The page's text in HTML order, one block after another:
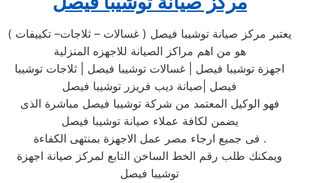
يعتبر مركز صيانة توشيبا فيصل ( غسالات – ثلاجات– تكييفات )
هو من اهم مراكز الصيانة للاجهزه المنزلية
اجهزة توشيبا فيصل | غسالات توشيبا فيصل | ثلاجات توشيبا
فيصل |صيانة ديب فريزر توشيبا فيصل
فهو الوكيل المعتمد من شركة توشيبا فيصل مباشرة الذى
يضمن لكافة عملاء صيانة توشيبا فيصل
فى جميع ارجاء مصر عمل الاجهزة بمنتهى الكفاءة .
ويمكنك طلب رقم الخط الساخن التابع لمركز صيانة اجهزة
توشيبا فيصل